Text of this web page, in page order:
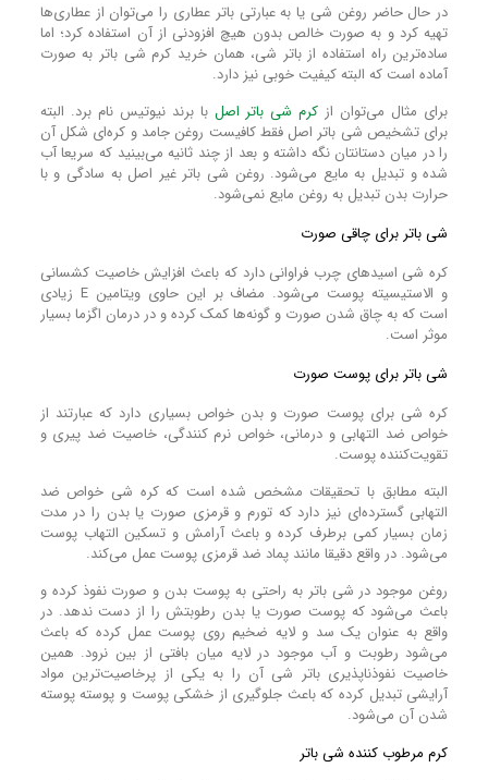
در حال حاضر روغن شی یا به عبارتی باتر عطاری را می‌توان از عطاری‌ها
تهیه کرد و به صورت خالص بدون هیچ افزودنی از آن استفاده کرد؛ اما
ساده‌ترین راه استفاده از باتر شی، همان خرید کرم شی باتر به صورت
آماده است که البته کیفیت خوبی نیز دارد.
برای مثال می‌توان از کرم شی باتر اصل با برند نیوتیس نام برد. البته
برای تشخیص شی باتر اصل فقط کافیست روغن جامد و کره‌ای شکل آن
را در میان دستانتان نگه داشته و بعد از چند ثانیه می‌بینید که سریعا آب
شده و تبدیل به مایع می‌شود. روغن شی باتر غیر اصل به سادگی و با
حرارت بدن تبدیل به روغن مایع نمی‌شود.
شی باتر برای چاقی صورت
کره شی اسید‌های چرب فراوانی دارد که باعث افزایش خاصیت کشسانی
و الاستیسیته پوست می‌شود. مضاف بر این حاوی ویتامین E زیادی
است که به چاق شدن صورت و گونه‌ها کمک کرده و در درمان اگزما بسیار
موثر است.
شی باتر برای پوست صورت
کره شی برای پوست صورت و بدن خواص بسیاری دارد که عبارتند از
خواص ضد التهابی و درمانی، خواص نرم کنندگی، خاصیت ضد پیری و
تقویت‌کننده پوست.
البته مطابق با تحقیقات مشخص شده است که کره شی خواص ضد
التهابی گسترده‌ای نیز دارد که تورم و قرمزی صورت یا بدن را در مدت
زمان بسیار کمی برطرف کرده و باعث آرامش و تسکین التهاب پوست
می‌شود. در واقع دقیقا مانند پماد ضد قرمزی پوست عمل می‌کند.
روغن موجود در شی باتر به راحتی به پوست بدن و صورت نفوذ کرده و
باعث می‌شود که پوست صورت یا بدن رطوبتش را از دست ندهد. در
واقع به عنوان یک سد و لایه ضخیم روی پوست عمل کرده که باعث
می‌شود رطوبت و آب موجود در لایه میان بافتی از بین نرود. همین
خاصیت نفوذناپذیری باتر شی آن را به یکی از پرخاصیت‌ترین مواد
آرایشی تبدیل کرده که باعث جلوگیری از خشکی پوست و پوسته پوسته
شدن آن می‌شود.
کرم مرطوب‌ کننده شی باتر